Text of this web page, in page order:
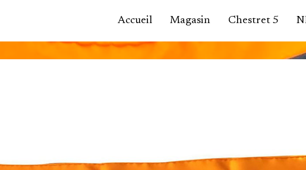
Accueil Magasin Chestret 5